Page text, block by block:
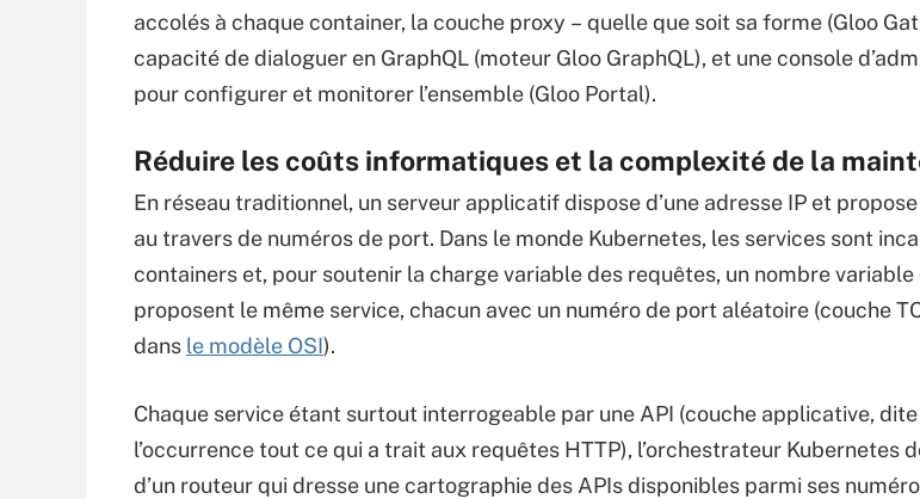
accolés à chaque container, la couche proxy – quelle que soit sa forme (Gloo
capacité de dialoguer en GraphQL (moteur Gloo GraphQL), et une console
pour configurer et monitorer l’ensemble (Gloo Portal).
Réduire les coûts informatiques et la complexité de la
En réseau traditionnel, un serveur applicatif dispose d’une adresse IP et
au travers de numéros de port. Dans le monde Kubernetes, les services sont
containers et, pour soutenir la charge variable des requêtes, un nombre
proposent le même service, chacun avec un numéro de port aléatoire (couche
dans le modèle OSI).
Chaque service étant surtout interrogeable par une API (couche applicative, dite
l’occurrence tout ce qui a trait aux requêtes HTTP), l’orchestrateur Kubernetes
d’un routeur qui dresse une cartographie des APIs disponibles parmi ses